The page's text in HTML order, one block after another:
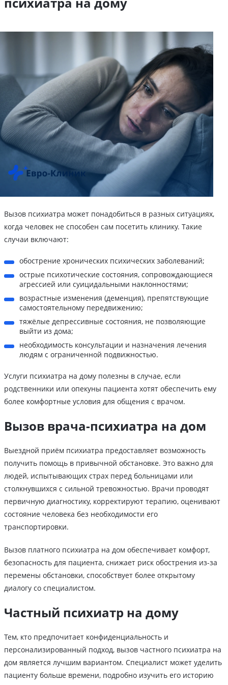
Вызов психиатра может понадобиться в разных ситуациях,
когда человек не способен сам посетить клинику. Такие
случаи включают:
обострение хронических психических заболеваний;
острые психотические состояния, сопровождающиеся
агрессией или суицидальными наклонностями;
возрастные изменения (деменция), препятствующие
самостоятельному передвижению;
тяжёлые депрессивные состояния, не позволяющие
выйти из дома;
необходимость консультации и назначения лечения
людям с ограниченной подвижностью.
Услуги психиатра на дому полезны в случае, если
родственники или опекуны пациента хотят обеспечить ему
более комфортные условия для общения с врачом.
Вызов врача-психиатра на дом
Выездной приём психиатра предоставляет возможность
получить помощь в привычной обстановке. Это важно для
людей, испытывающих страх перед больницами или
столкнувшихся с сильной тревожностью. Врачи проводят
первичную диагностику, корректируют терапию, оценивают
состояние человека без необходимости его
транспортировки.
Вызов платного психиатра на дом обеспечивает комфорт,
безопасность для пациента, снижает риск обострения из-за
перемены обстановки, способствует более открытому
диалогу со специалистом.
Частный психиатр на дому
Тем, кто предпочитает конфиденциальность и
персонализированный подход, вызов частного психиатра на
дом является лучшим вариантом. Специалист может уделить
пациенту больше времени, подробно изучить его историю